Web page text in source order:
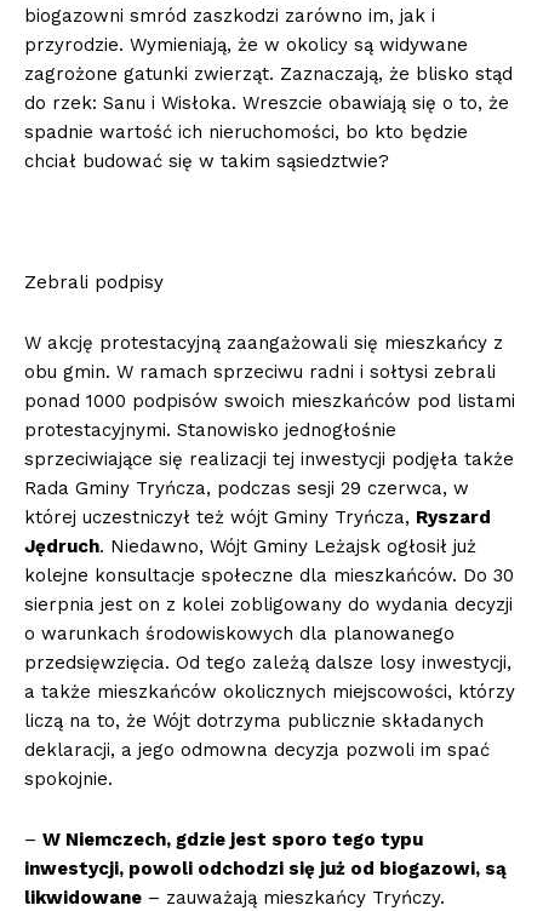
biogazowni smród zaszkodzi zarówno im, jak i
przyrodzie. Wymieniają, że w okolicy są widywane
zagrożone gatunki zwierząt. Zaznaczają, że blisko stąd
do rzek: Sanu i Wisłoka. Wreszcie obawiają się o to, że
spadnie wartość ich nieruchomości, bo kto będzie
chciał budować się w takim sąsiedztwie?
Zebrali podpisy
W akcję protestacyjną zaangażowali się mieszkańcy z
obu gmin. W ramach sprzeciwu radni i sołtysi zebrali
ponad 1000 podpisów swoich mieszkańców pod listami
protestacyjnymi. Stanowisko jednogłośnie
sprzeciwiające się realizacji tej inwestycji podjęła także
Rada Gminy Tryńcza, podczas sesji 29 czerwca, w
której uczestniczył też wójt Gminy Tryńcza, Ryszard
Jędruch. Niedawno, Wójt Gminy Leżajsk ogłosił już
kolejne konsultacje społeczne dla mieszkańców. Do 30
sierpnia jest on z kolei zobligowany do wydania decyzji
o warunkach środowiskowych dla planowanego
przedsięwzięcia. Od tego zależą dalsze losy inwestycji,
a także mieszkańców okolicznych miejscowości, którzy
liczą na to, że Wójt dotrzyma publicznie składanych
deklaracji, a jego odmowna decyzja pozwoli im spać
spokojnie.
– W Niemczech, gdzie jest sporo tego typu
inwestycji, powoli odchodzi się już od biogazowi, są
likwidowane – zauważają mieszkańcy Tryńczy.